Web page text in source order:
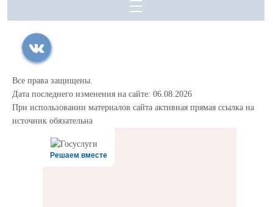
Все права защищены.
Дата последнего изменения на сайте: 06.08.2026
При использовании материалов сайта активная прямая ссылка на
источник обязательна
Решаем вместе